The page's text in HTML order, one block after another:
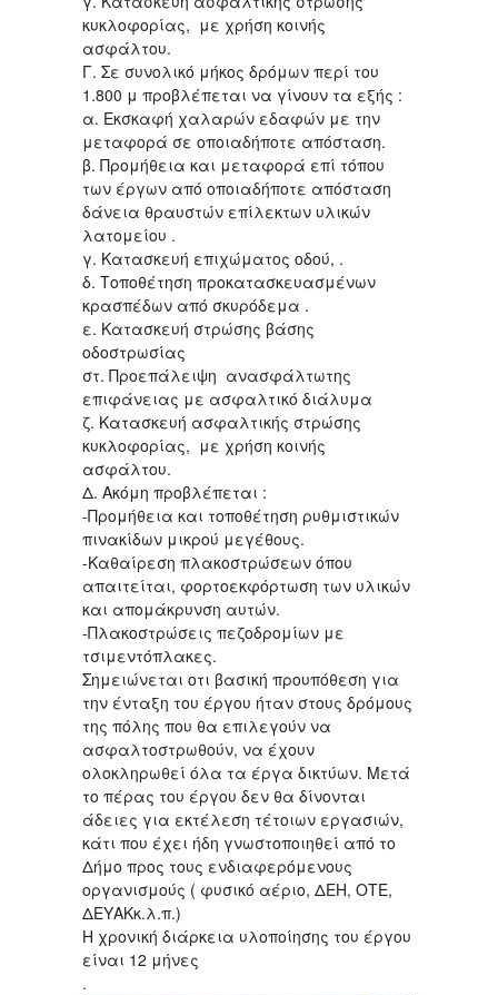
κυκλοφορίας, με χρήση κοινής
ασφάλτου.
Γ. Σε συνολικό μήκος δρόμων περί του
1.800 μ προβλέπεται να γίνουν τα εξής :
α. Εκσκαφή χαλαρών εδαφών με την
μεταφορά σε οποιαδήποτε απόσταση.
β. Προμήθεια και μεταφορά επί τόπου
των έργων από οποιαδήποτε απόσταση
δάνεια θραυστών επίλεκτων υλικών
λατομείου .
γ. Κατασκευή επιχώματος οδού, .
δ. Τοποθέτηση προκατασκευασμένων
κρασπέδων από σκυρόδεμα .
ε. Κατασκευή στρώσης βάσης
οδοστρωσίας
στ. Προεπάλειψη ανασφάλτωτης
επιφάνειας με ασφαλτικό διάλυμα
ζ. Κατασκευή ασφαλτικής στρώσης
κυκλοφορίας, με χρήση κοινής
ασφάλτου.
Δ. Ακόμη προβλέπεται :
-Προμήθεια και τοποθέτηση ρυθμιστικών
πινακίδων μικρού μεγέθους.
-Καθαίρεση πλακοστρώσεων όπου
απαιτείται, φορτοεκφόρτωση των υλικών
και απομάκρυνση αυτών.
-Πλακοστρώσεις πεζοδρομίων με
τσιμεντόπλακες.
Σημειώνεται οτι βασική προυπόθεση για
την ένταξη του έργου ήταν στους δρόμους
της πόλης που θα επιλεγούν να
ασφαλτοστρωθούν, να έχουν
ολοκληρωθεί όλα τα έργα δικτύων. Μετά
το πέρας του έργου δεν θα δίνονται
άδειες για εκτέλεση τέτοιων εργασιών,
κάτι που έχει ήδη γνωστοποιηθεί από το
Δήμο προς τους ενδιαφερόμενους
οργανισμούς ( φυσικό αέριο, ΔΕΗ, ΟΤΕ,
ΔΕΥΑΚκ.λ.π.)
Η χρονική διάρκεια υλοποίησης του έργου
είναι 12 μήνες
.